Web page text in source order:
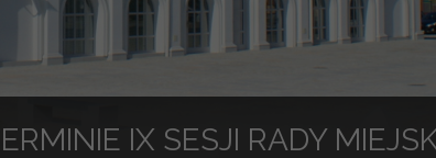
IX SESJI RADY